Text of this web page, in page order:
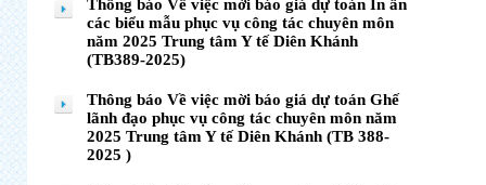
Thông báo Về việc mời báo giá dự toán In ấn
các biểu mẫu phục vụ công tác chuyên môn
năm 2025 Trung tâm Y tế Diên Khánh
(TB389-2025)
Thông báo Về việc mời báo giá dự toán Ghế
lãnh đạo phục vụ công tác chuyên môn năm
2025 Trung tâm Y tế Diên Khánh (TB 388-
2025 )